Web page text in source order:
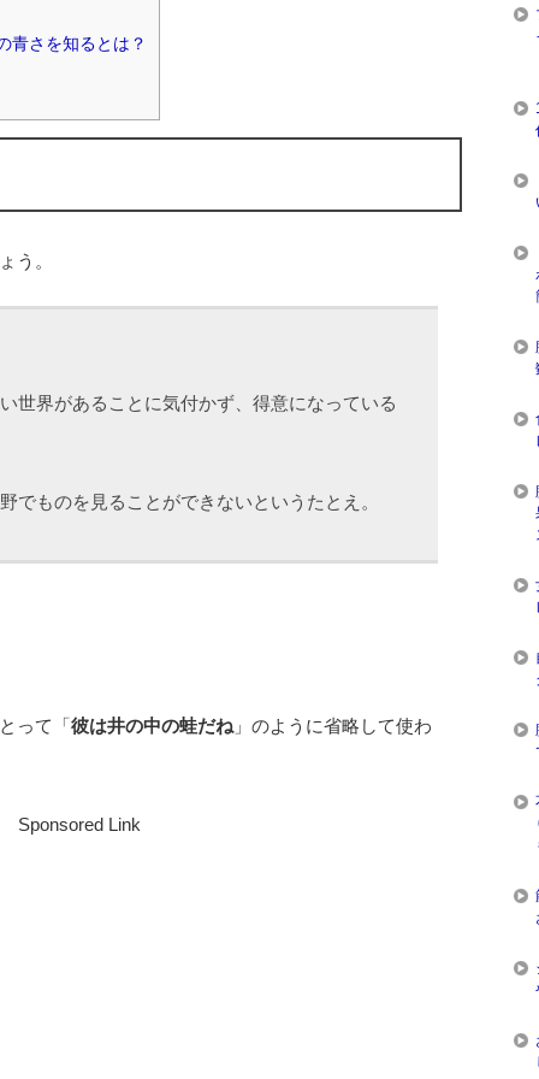
青さを知るとは？
う。
世界があることに気付かず、得意になっている
でものを見ることができないというたとえ。
って「彼は井の中の蛙だね 」のように省略して使わ
Sponsored Link